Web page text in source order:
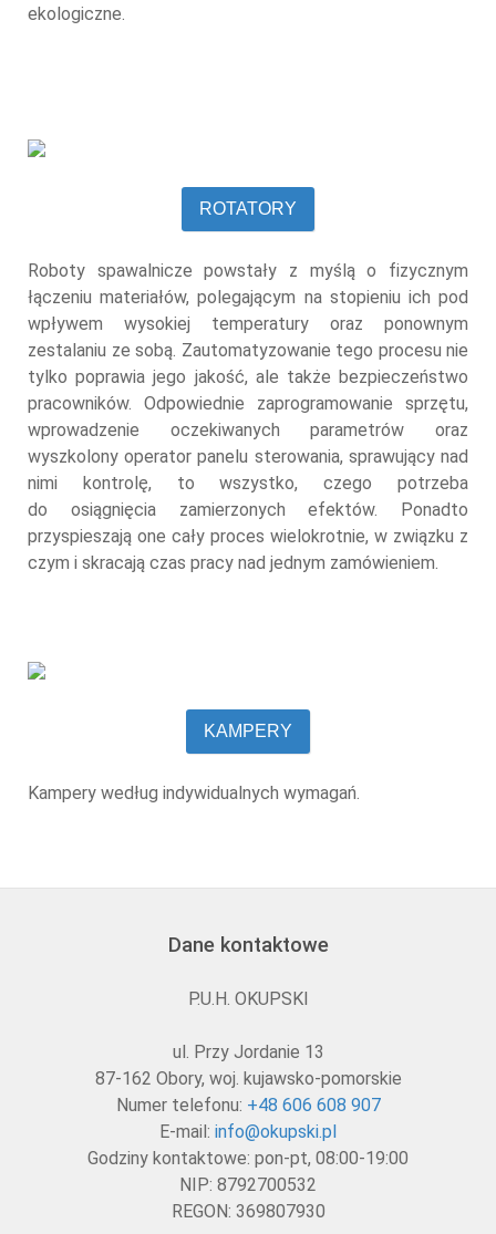
ekologiczne.
ROTATORY
Roboty spawalnicze powstały z myślą o fizycznym
łączeniu materiałów, polegającym na stopieniu ich pod
wpływem wysokiej temperatury oraz ponownym
zestalaniu ze sobą. Zautomatyzowanie tego procesu nie
tylko poprawia jego jakość, ale także bezpieczeństwo
pracowników. Odpowiednie zaprogramowanie sprzętu,
wprowadzenie oczekiwanychparametrów oraz
wyszkolony operator panelu sterowania, sprawujący nad
nimi kontrolę, to wszystko, czego potrzeba
do osiągnięcia zamierzonych efektów. Ponadto
przyspieszają one cały proces wielokrotnie, w związku z
czym i skracają czas pracy nad jednym zamówieniem.
KAMPERY
Kampery według indywidualnych wymagań.
Dane kontaktowe
P.U.H. OKUPSKI
ul. Przy Jordanie 13
87-162 Obory, woj. kujawsko-pomorskie
Numer telefonu: +48 606 608 907
E-mail: info@okupski.pl
Godziny kontaktowe: pon-pt, 08:00-19:00
NIP: 8792700532
REGON: 369807930